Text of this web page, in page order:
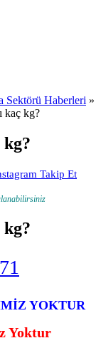
Sektörü Haberleri »
kaç kg?
kg?
Takip Et
kg?
YOKTUR
Yoktur